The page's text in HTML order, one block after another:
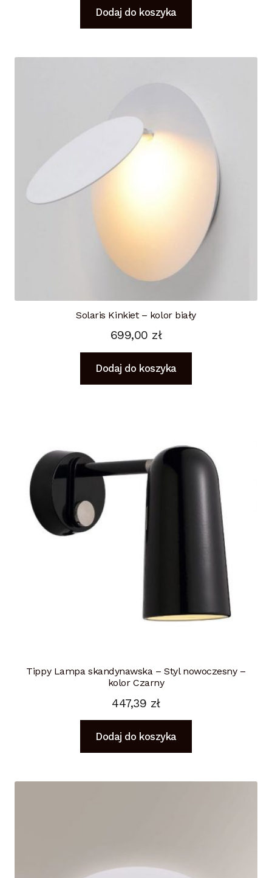
Dodaj do koszyka
Solaris Kinkiet – kolor biały
699,00 zł
Dodaj do koszyka
Tippy Lampa skandynawska – Styl nowoczesny –
kolor Czarny
447,39 zł
Dodaj do koszyka